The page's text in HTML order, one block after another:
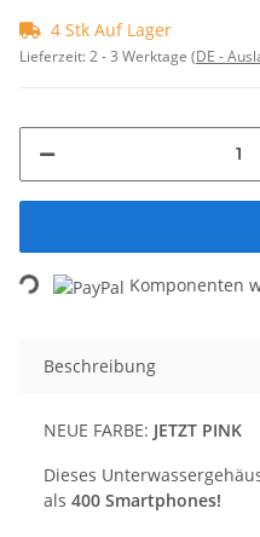
4 Stk Auf Lager
Lieferzeit:2 - 3 Werktage (DE -
Loading... Komponenten
Beschreibung
NEUE FARBE: JETZT PINK
Dieses
als 400 Smartphones!